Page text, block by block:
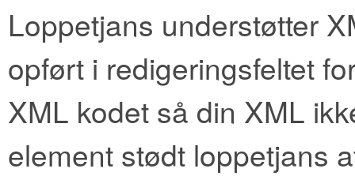
Loppetjans understøtter
opført i redigeringsfeltet
XML kodet så din XML
element stødt loppetjans